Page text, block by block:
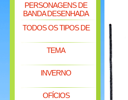
PERSONAGENS DE
BANDA DESENHADA
TODOS OS TIPOS DE
TEMA
INVERNO
OFÍCIOS